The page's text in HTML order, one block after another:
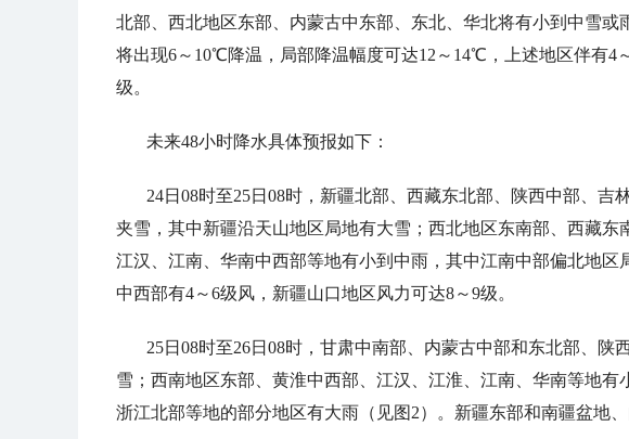
北部、西北地区东部、内蒙古中东部、东北、华北将有小到中雪或
将出现6～10℃降温，局部降温幅度可达12～14℃，上述地区伴有4
级。
未来48小时降水具体预报如下：
24日08时至25日08时，新疆北部、西藏东北部、陕西中部、吉
夹雪，其中新疆沿天山地区局地有大雪；西北地区东南部、西藏东
江汉、江南、华南中西部等地有小到中雨，其中江南中部偏北地
中西部有4～6级风，新疆山口地区风力可达8～9级。
25日08时至26日08时，甘肃中南部、内蒙古中部和东北部、陕
雪；西南地区东部、黄淮中西部、江汉、江淮、江南、华南等地有
浙江北部等地的部分地区有大雨（见图2）。新疆东部和南疆盆地、